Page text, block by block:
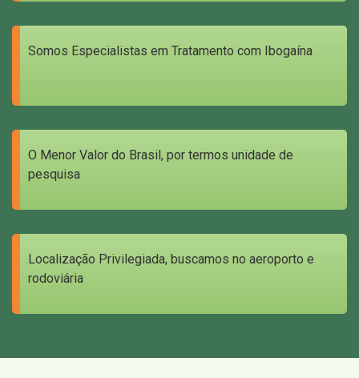
Somos Especialistas em Tratamento com Ibogaína
O Menor Valor do Brasil, por termos unidade de
pesquisa
Localização Privilegiada, buscamos no aeroporto e
rodoviária